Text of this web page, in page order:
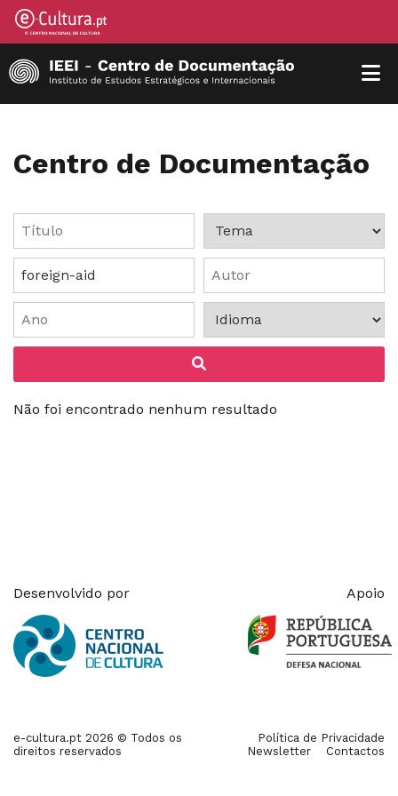
Centro de Documentação
Não foi encontrado nenhum resultado
Desenvolvido por Apoio
e-cultura.pt 2026 © Todos os
direitos reservados
Política de Privacidade
Newsletter
Contactos